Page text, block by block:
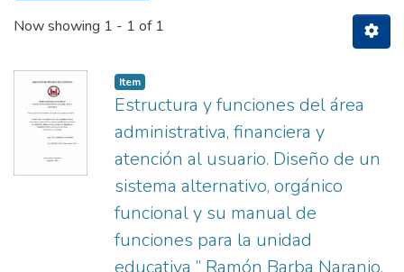
Now showing 1 - 1 of 1
Item
Estructura y funciones del área
administrativa, financiera y
atención al usuario. Diseño de un
sistema alternativo, orgánico
funcional y su manual de
funciones para la unidad
educativa ” Ramón Barba Naranjo.